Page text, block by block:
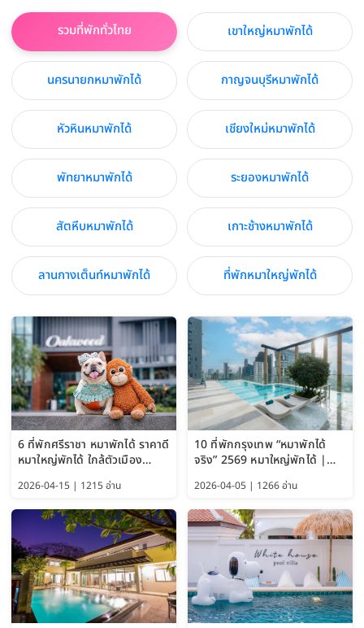
รวมที่พักทั่วไทย เขาใหญ่หมาพักได้
นครนายกหมาพักได้ กาญจนบุรีหมาพักได้
หัวหินหมาพักได้ เชียงใหม่หมาพักได้
พัทยาหมาพักได้ ระยองหมาพักได้
สัตหีบหมาพักได้ เกาะช้างหมาพักได้
ลานกางเต็นท์หมาพักได้ ที่พักหมาใหญ่พักได้
6 ที่พักศรีราชา หมาพักได้ ราคาดี
หมาใหญ่พักได้ ใกล้ตัวเมือง
2026-04-15 | 1215 อ่าน
10 ที่พักกรุงเทพ “หมาพักได้
จริง” 2569 หมาใหญ่พักได้ |
Bangkok อัปเดตล่าสุด
2026-04-05 | 1266 อ่าน